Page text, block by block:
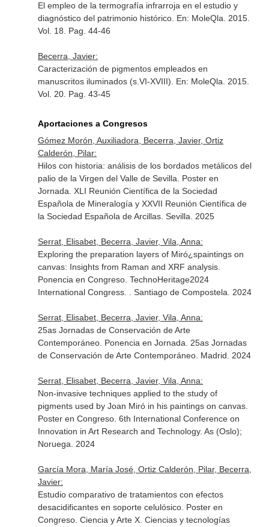
El empleo de la termografía infrarroja en el estudio y
diagnóstico del patrimonio histórico. En: MoleQla . 2015.
Vol. 18. Pag. 44-46
Becerra, Javier:
Caracterización de pigmentos empleados en
manuscritos iluminados (s.VI-XVIII). En: MoleQla . 2015.
Vol. 20. Pag. 43-45
Aportaciones a Congresos
Gómez Morón, Auxiliadora, Becerra, Javier, Ortiz
Calderón, Pilar:
Hilos con historia: análisis de los bordados metálicos del
palio de la Virgen del Valle de Sevilla. Poster en
Jornada. XLI Reunión Científica de la Sociedad
Española de Mineralogía y XXVII Reunión Científica de
la Sociedad Española de Arcillas. Sevilla. 2025
Serrat, Elisabet, Becerra, Javier, Vila, Anna:
Exploring the preparation layers of Miró¿spaintings on
canvas: Insights from Raman and XRF analysis.
Ponencia en Congreso. TechnoHeritage2024
International Congress. . Santiago de Compostela. 2024
Serrat, Elisabet, Becerra, Javier, Vila, Anna:
25as Jornadas de Conservación de Arte
Contemporáneo. Ponencia en Jornada. 25as Jornadas
de Conservación de Arte Contemporáneo. Madrid. 2024
Serrat, Elisabet, Becerra, Javier, Vila, Anna:
Non-invasive techniques applied to the study of
pigments used by Joan Miró in his paintings on canvas.
Poster en Congreso. 6th International Conference on
Innovation in Art Research and Technology. As (Oslo);
Noruega. 2024
García Mora, María José, Ortiz Calderón, Pilar, Becerra,
Javier:
Estudio comparativo de tratamientos con efectos
desacidificantes en soporte celulósico. Poster en
Congreso. Ciencia y Arte X. Ciencias y tecnologías